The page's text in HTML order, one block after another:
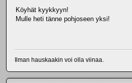
Köyhät kyykkyyn!
Mulle heti tänne pohjoseen yksi!
Ilman hauskaakin voi olla viinaa.